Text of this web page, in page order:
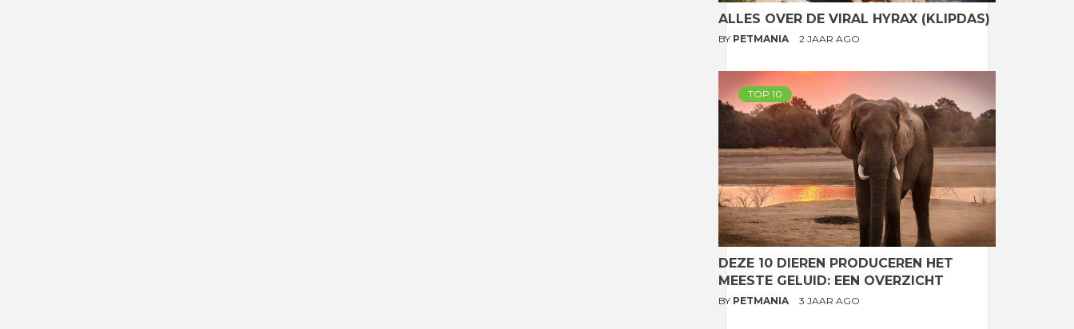
ALLES OVER DE VIRAL HYRAX (KLIPDAS)
BY PETMANIA 2 JAAR AGO
TOP 10
DEZE 10 DIEREN PRODUCEREN HET
MEESTE GELUID: EEN OVERZICHT
BY PETMANIA 3 JAAR AGO